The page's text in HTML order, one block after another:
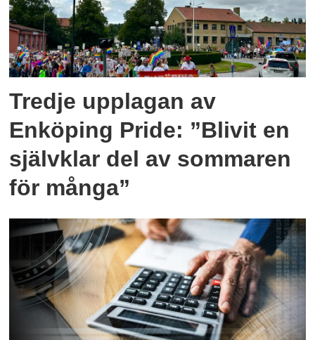
Tredje upplagan av
Enköping Pride: ”Blivit en
självklar del av sommaren
för många”